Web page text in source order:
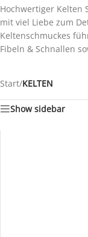
Hochwertiger Kelten
mit viel Liebe zum
Keltenschmuckes
Fibeln & Schnallen
Start/KELTEN
Show sidebar